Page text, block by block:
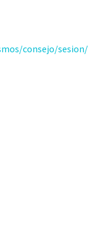
consejo/